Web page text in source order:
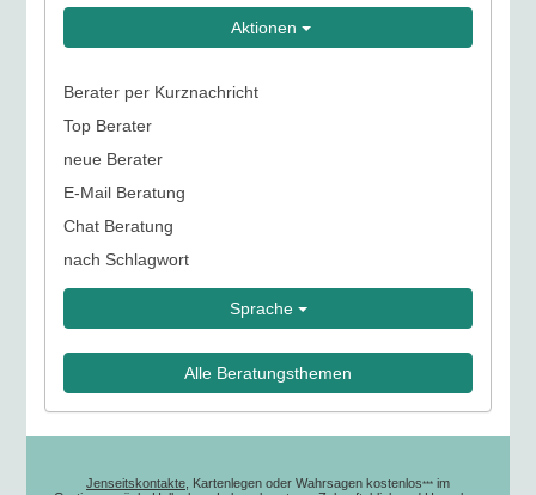
Aktionen
Berater per Kurznachricht
Top Berater
neue Berater
E-Mail Beratung
Chat Beratung
nach Schlagwort
Sprache
Alle Beratungsthemen
Jenseitskontakte , Kartenlegen oder Wahrsagen kostenlos*** im